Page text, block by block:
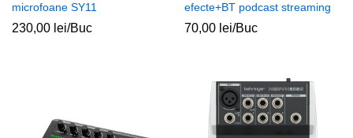
microfoane SY11
230,00 lei/Buc
efecte+BT podcast streaming
70,00 lei/Buc